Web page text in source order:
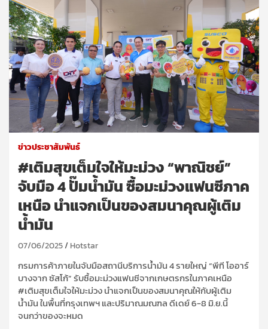
ข่าวประชาสัมพันธ์
#เติมสุขเต็มใจให้มะม่วง “พาณิชย์”
จับมือ 4 ปั๊มน้ำมัน ซื้อมะม่วงแฟนซีภาค
เหนือ นำแจกเป็นของสมนาคุณผู้เติม
น้ำมัน
07/06/2025 Hotstar
กรมการค้าภายในจับมือสถานีบริการน้ำมัน4รายใหญ่“พีที โออาร์
บางจากซัสโก้”รับซื้อมะม่วงแฟนซีจากเกษตรกรในภาคเหนือ
#เติมสุขเต็มใจให้มะม่วงนำแจกเป็นของสมนาคุณให้กับผู้เติม
น้ำมัน ในพื้นที่กรุงเทพฯ และปริมาณมณฑล ดีเดย์6-8มิ.ย.นี้
จนกว่าของจะหมด